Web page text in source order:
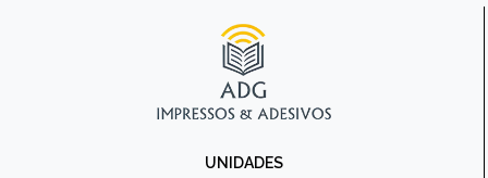
UNIDADES